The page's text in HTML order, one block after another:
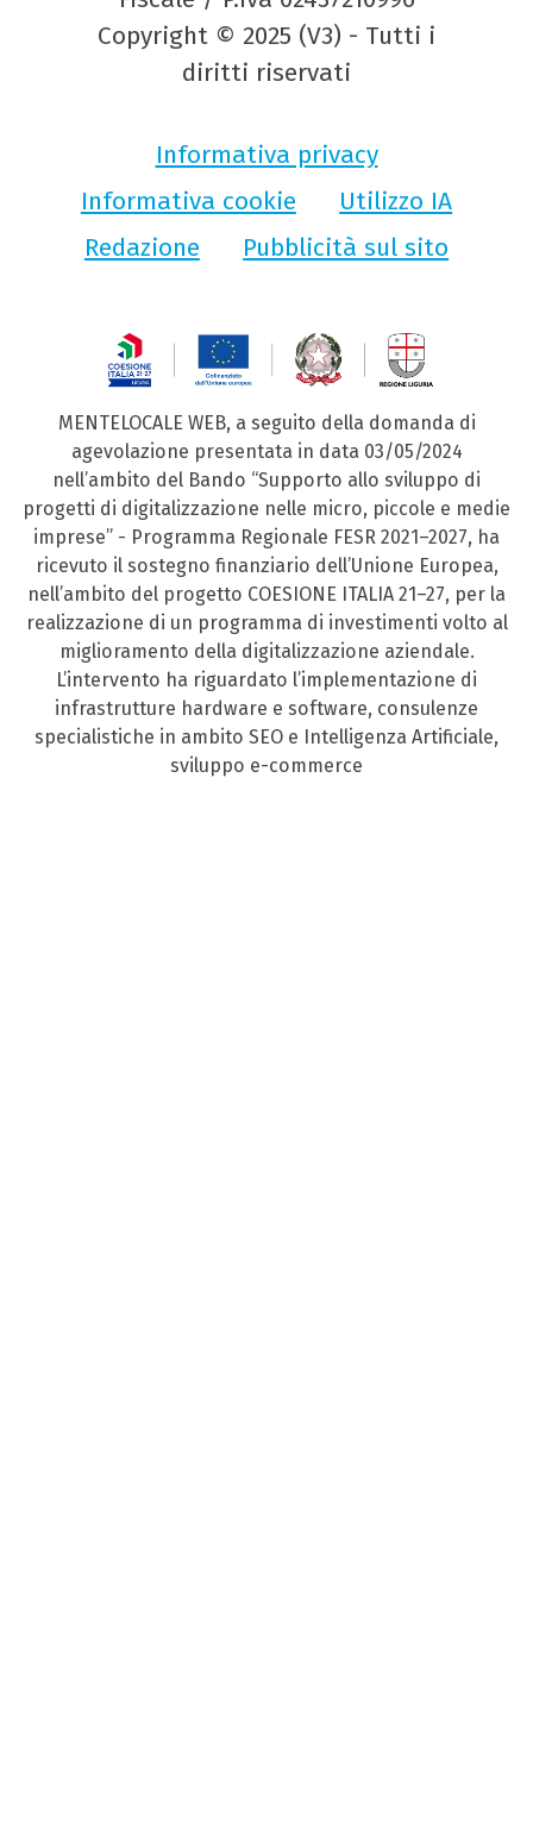
Copyright © 2025 (V3) - Tutti i
diritti riservati
Informativa privacy
Informativa cookie
Utilizzo IA
Redazione
Pubblicità sul sito
MENTELOCALE WEB, a seguito della domanda di
agevolazione presentata in data 03/05/2024
nell’ambito del Bando “Supporto allo sviluppo di
progetti di digitalizzazione nelle micro, piccole e medie
imprese” - Programma Regionale FESR 2021–2027, ha
ricevuto il sostegno finanziario dell’Unione Europea,
nell’ambito del progetto COESIONE ITALIA 21–27, per la
realizzazione di un programma di investimenti volto al
miglioramento della digitalizzazione aziendale.
L’intervento ha riguardato l’implementazione di
infrastrutture hardware e software, consulenze
specialistiche in ambito SEO e Intelligenza Artificiale,
sviluppo e-commerce